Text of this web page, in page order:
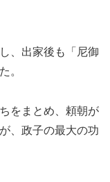
、出家後も「尼御
。
をまとめ、頼朝が
、政子の最大の功